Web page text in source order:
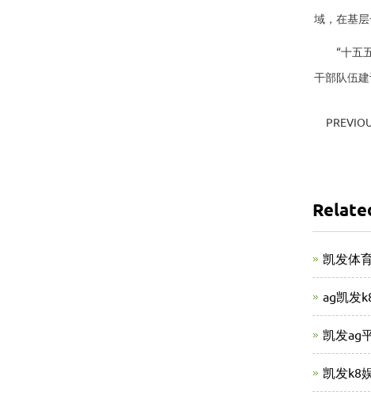
域，在基层
“十五五”
干部队伍
凯发体
ag凯发
凯发ag
凯发k8